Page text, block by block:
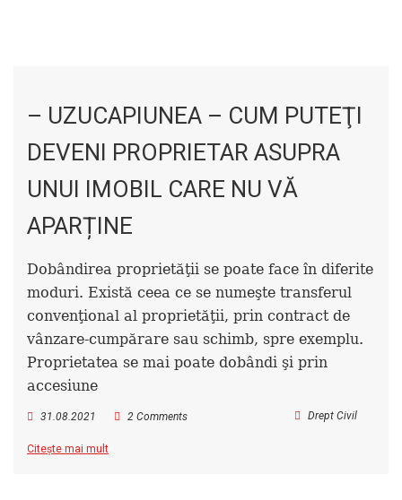
– UZUCAPIUNEA – CUM PUTEŢI
DEVENI PROPRIETAR ASUPRA
UNUI IMOBIL CARE NU VĂ
APARȚINE
Dobândirea proprietăţii se poate face în diferite
moduri. Există ceea ce se numeşte transferul
convenţional al proprietăţii, prin contract de
vânzare-cumpărare sau schimb, spre exemplu.
Proprietatea se mai poate dobândi şi prin
accesiune
31.08.2021 Drept Civil
2 Comments
Citește mai mult